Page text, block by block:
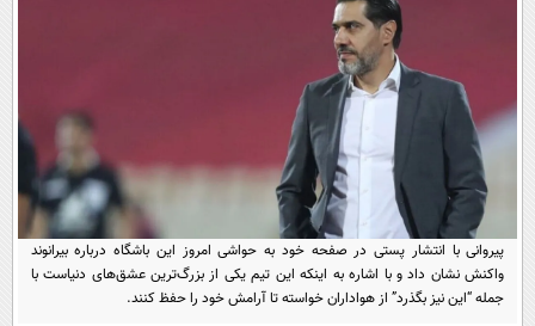
یک برش دانایی
محیط زیست
سفر و تفریح
علمی
اخبار کریپتو
گوناگون
سرگرمی
باشگاه مغز
مجله تصویری سلاح
فیلم
اقتصاد
ورزش
عصر ایران 2
خواندنی ها و دیدنی ها
آموزش زبان
پیروانی با انتشار پستی در صفحه خود به حواشی امروز این باشگاه درباره بیرانوند
واکنش نشان داد و با اشاره به اینکه این تیم یکی از بزرگ‌ترین عشق‌های دنیاست با
جمله “این نیز بگذرد” از هواداران خواسته تا آرامش خود را حفظ کنند.